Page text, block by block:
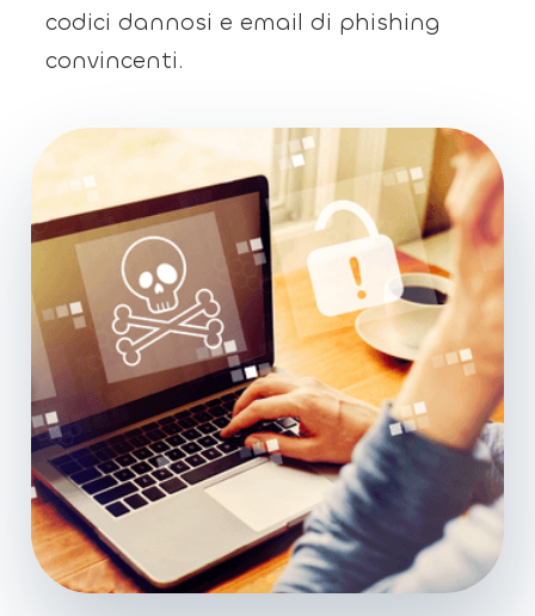
codici dannosi e email di phishing
convincenti.